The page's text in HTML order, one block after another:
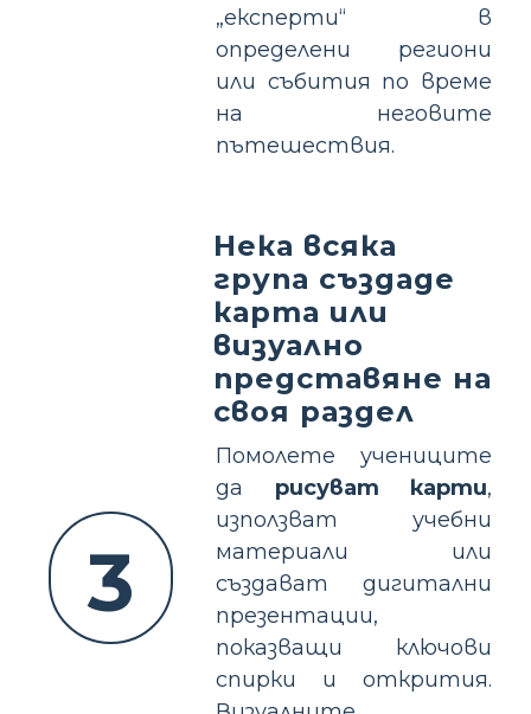
„експерти“ в
определени региони
или събития по време
на неговите
пътешествия.
3
Нека всяка
група създаде
карта или
визуално
представяне на
своя раздел
Помолете учениците
да рисуват карти,
използват учебни
материали или
създават дигитални
презентации,
показващи ключови
спирки и открития.